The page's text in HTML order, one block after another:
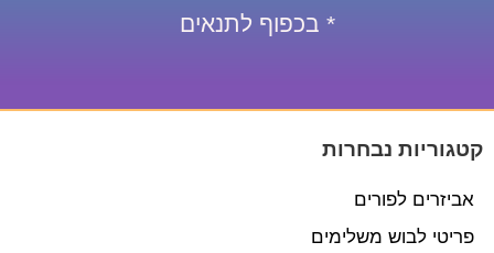
* בכפוף לתנאים
קטגוריות נבחרות
אביזרים לפורים
פריטי לבוש משלימים